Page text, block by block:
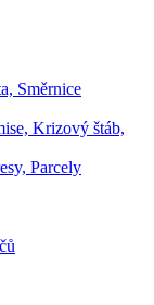
Směrnice
Krizový štáb,
Parcely